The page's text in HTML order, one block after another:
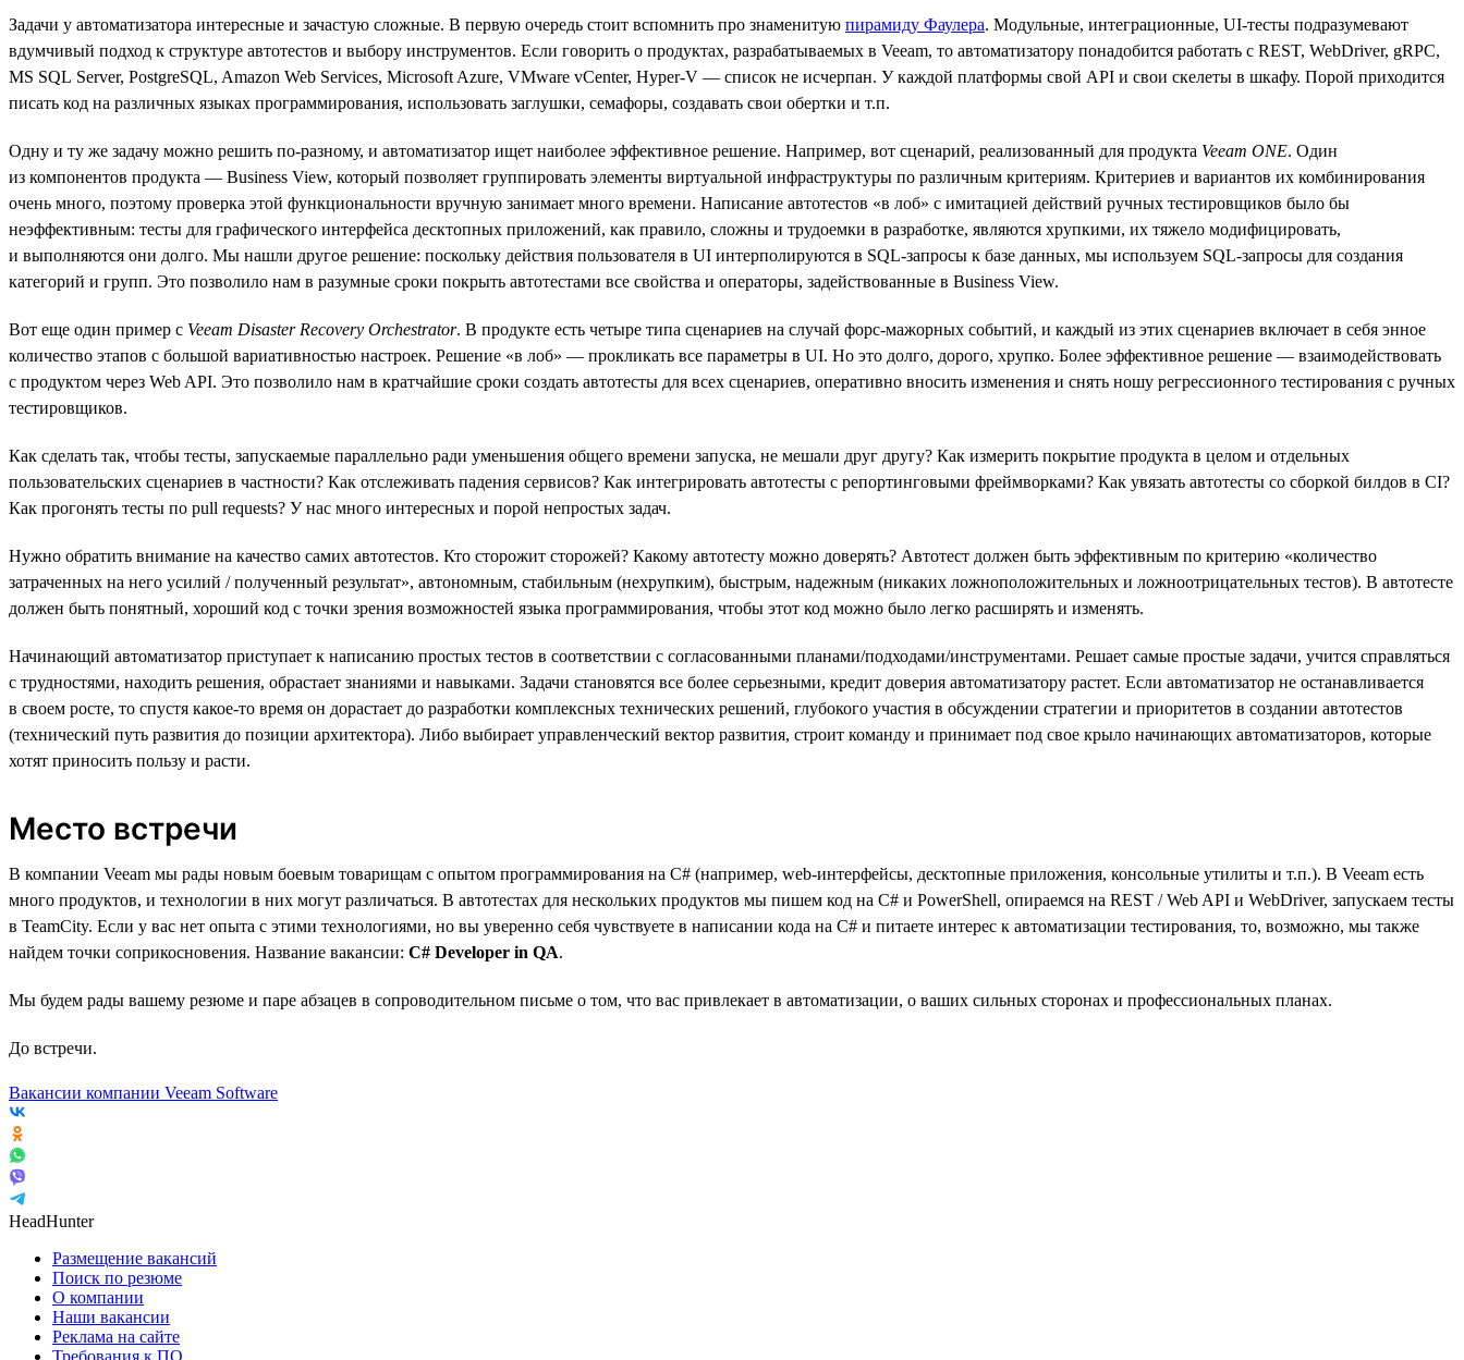
Задачи у автоматизатора интересные и зачастую сложные. В первую очередь стоит вспомнить про знаменитую пирамиду Фаулера. Модульные, интеграционные, UI-тесты подразумевают
вдумчивый подход к структуре автотестов и выбору инструментов. Если говорить о продуктах, разрабатываемых в Veeam, то автоматизатору понадобится работать с REST, WebDriver, gRPC,
MS SQL Server, PostgreSQL, Amazon Web Services, Microsoft Azure, VMware vCenter, Hyper-V — список не исчерпан. У каждой платформы свой API и свои скелеты в шкафу. Порой приходится
писать код на различных языках программирования, использовать заглушки, семафоры, создавать свои обертки и т.п.
Одну и ту же задачу можно решить по-разному, и автоматизатор ищет наиболее эффективное решение. Например, вот сценарий, реализованный для продукта Veeam ONE. Один
из компонентов продукта — Business View, который позволяет группировать элементы виртуальной инфраструктуры по различным критериям. Критериев и вариантов их комбинирования
очень много, поэтому проверка этой функциональности вручную занимает много времени. Написание автотестов «в лоб» с имитацией действий ручных тестировщиков было бы
неэффективным: тесты для графического интерфейса десктопных приложений, как правило, сложны и трудоемки в разработке, являются хрупкими, их тяжело модифицировать,
и выполняются они долго. Мы нашли другое решение: поскольку действия пользователя в UI интерполируются в SQL-запросы к базе данных, мы используем SQL-запросы для создания
категорий и групп. Это позволило нам в разумные сроки покрыть автотестами все свойства и операторы, задействованные в Business View.
Вот еще один пример с Veeam Disaster Recovery Orchestrator. В продукте есть четыре типа сценариев на случай форс-мажорных событий, и каждый из этих сценариев включает в себя энное
количество этапов c большой вариативностью настроек. Решение «в лоб» — прокликать все параметры в UI. Но это долго, дорого, хрупко. Более эффективное решение — взаимодействовать
с продуктом через Web API. Это позволило нам в кратчайшие сроки создать автотесты для всех сценариев, оперативно вносить изменения и снять ношу регрессионного тестирования с ручных
тестировщиков.
Как сделать так, чтобы тесты, запускаемые параллельно ради уменьшения общего времени запуска, не мешали друг другу? Как измерить покрытие продукта в целом и отдельных
пользовательских сценариев в частности? Как отслеживать падения сервисов? Как интегрировать автотесты с репортинговыми фреймворками? Как увязать автотесты со сборкой билдов в CI?
Как прогонять тесты по pull requests? У нас много интересных и порой непростых задач.
Нужно обратить внимание на качество самих автотестов. Кто сторожит сторожей? Какому автотесту можно доверять? Автотест должен быть эффективным по критерию «количество
затраченных на него усилий / полученный результат», автономным, стабильным (нехрупким), быстрым, надежным (никаких ложноположительных и ложноотрицательных тестов). В автотесте
должен быть понятный, хороший код с точки зрения возможностей языка программирования, чтобы этот код можно было легко расширять и изменять.
Начинающий автоматизатор приступает к написанию простых тестов в соответствии с согласованными планами/подходами/инструментами. Решает самые простые задачи, учится справляться
с трудностями, находить решения, обрастает знаниями и навыками. Задачи становятся все более серьезными, кредит доверия автоматизатору растет. Если автоматизатор не останавливается
в своем росте, то спустя какое-то время он дорастает до разработки комплексных технических решений, глубокого участия в обсуждении стратегии и приоритетов в создании автотестов
(технический путь развития до позиции архитектора). Либо выбирает управленческий вектор развития, строит команду и принимает под свое крыло начинающих автоматизаторов, которые
хотят приносить пользу и расти.
Место встречи
В компании Veeam мы рады новым боевым товарищам с опытом программирования на C# (например, web-интерфейсы, десктопные приложения, консольные утилиты и т.п.). В Veeam есть
много продуктов, и технологии в них могут различаться. В автотестах для нескольких продуктов мы пишем код на C# и PowerShell, опираемся на REST / Web API и WebDriver, запускаем тесты
в TeamCity. Если у вас нет опыта с этими технологиями, но вы уверенно себя чувствуете в написании кода на C# и питаете интерес к автоматизации тестирования, то, возможно, мы также
найдем точки соприкосновения. Название вакансии: C# Developer in QA.
Мы будем рады вашему резюме и паре абзацев в сопроводительном письме о том, что вас привлекает в автоматизации, о ваших сильных сторонах и профессиональных планах.
До встречи.
Вакансии компании Veeam Software
HeadHunter
Размещение вакансий
Поиск по резюме
О компании
Наши вакансии
Реклама на сайте
Требования к ПО